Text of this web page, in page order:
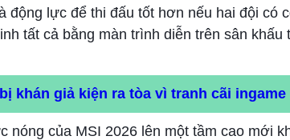
động lực để thi đấu tốt hơn nếu hai đội có
tất cả bằng màn trình diễn trên sân khấu
khán giả kiện ra tòa vì tranh cãi ingame
nóng của MSI 2026 lên một tầm cao mới